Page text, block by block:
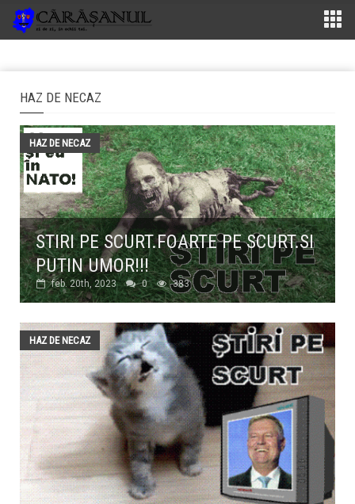
HAZ DE NECAZ
STIRI PE SCURT.FOARTE PE SCURT.SI
PUTIN UMOR!!!
HAZ DE NECAZ
feb. 20th, 2023 0 383
HAZ DE NECAZ